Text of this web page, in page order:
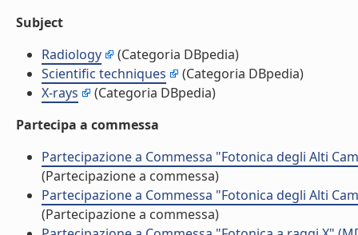
Subject
Radiology
(Categoria DBpedia)
Scientific techniques
(Categoria DBpedia)
X-rays
(Categoria DBpedia)
Partecipa a commessa
Partecipazione a Commessa "Fotonica degli Alti
(Partecipazione a commessa)
Partecipazione a Commessa "Fotonica degli Alti
(Partecipazione a commessa)